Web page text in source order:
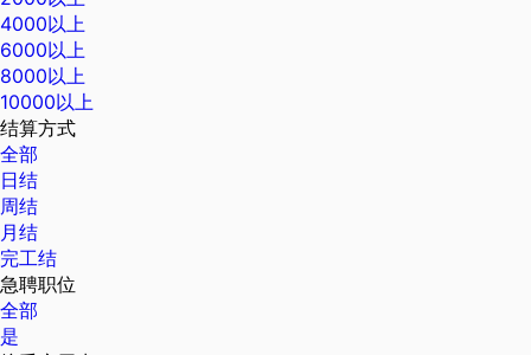
4000以上
6000以上
8000以上
10000以上
结算方式
全部
日结
周结
月结
完工结
急聘职位
全部
是